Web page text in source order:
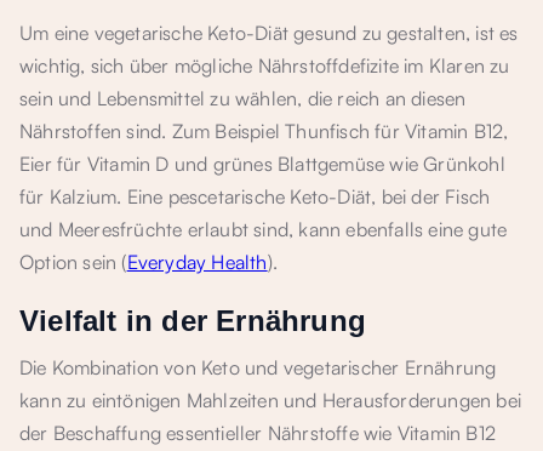
Um eine vegetarische Keto-Diät gesund zu gestalten, ist es
wichtig, sich über mögliche Nährstoffdefizite im Klaren zu
sein und Lebensmittel zu wählen, die reich an diesen
Nährstoffen sind. Zum Beispiel Thunfisch für Vitamin B12,
Eier für Vitamin D und grünes Blattgemüse wie Grünkohl
für Kalzium. Eine pescetarische Keto-Diät, bei der Fisch
und Meeresfrüchte erlaubt sind, kann ebenfalls eine gute
Option sein (Everyday Health).
Vielfalt in der Ernährung
Die Kombination von Keto und vegetarischer Ernährung
kann zu eintönigen Mahlzeiten und Herausforderungen bei
der Beschaffung essentieller Nährstoffe wie Vitamin B12